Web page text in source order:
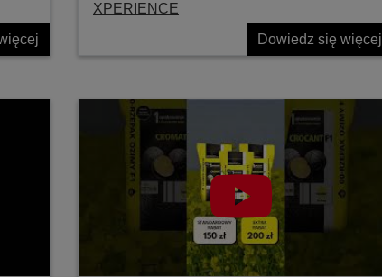
XPERIENCE
Dowiedz się więcej